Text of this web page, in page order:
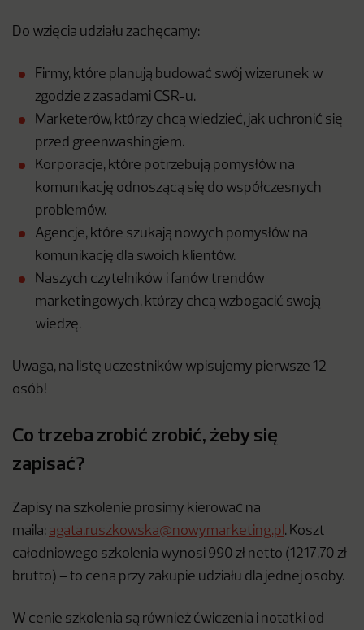
Do wzięcia udziału zachęcamy:
Firmy, które planują budować swój wizerunek w
zgodzie z zasadami CSR-u.
Marketerów, którzy chcą wiedzieć, jak uchronić się
przed greenwashingiem.
Korporacje, które potrzebują pomysłów na
komunikację odnoszącą się do współczesnych
problemów.
Agencje, które szukają nowych pomysłów na
komunikację dla swoich klientów.
Naszych czytelników i fanów trendów
marketingowych, którzy chcą wzbogacić swoją
wiedzę.
Uwaga, na listę uczestników wpisujemy pierwsze 12
osób!
Co trzeba zrobić zrobić, żeby się
zapisać?
Zapisy na szkolenie prosimy kierować na
maila: agata.ruszkowska@nowymarketing.pl . Koszt
całodniowego szkolenia wynosi 990 zł netto (1217,70 zł
brutto) – to cena przy zakupie udziału dla jednej osoby.
W cenie szkolenia są również ćwiczenia i notatki od